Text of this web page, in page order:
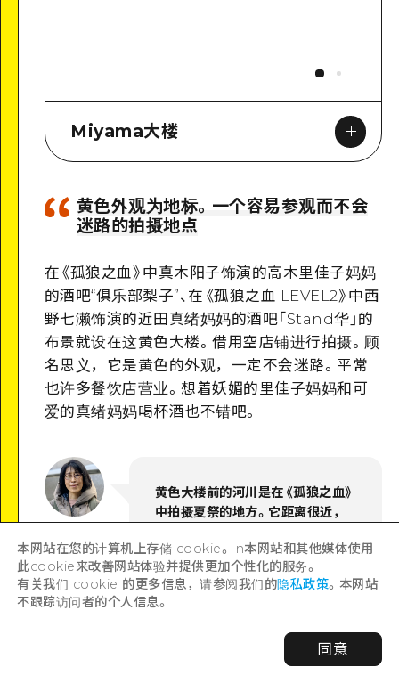
Miyama大楼
Google Maps
黄色外观为地标。一个容易参观而不会
迷路的拍摄地点
在 《孤狼之血》 中真木阳子饰演的高木里佳子妈妈
的酒吧“俱乐部梨子”、在 《孤狼之血 LEVEL2》 中西
野七濑饰演的近田真绪妈妈的酒吧「Stand华」的
布景就设在这黄色大楼。借用空店铺进行拍摄。顾
名思义，它是黄色的外观，一定不会迷路。平常
也许多餐饮店营业。想着妖媚的里佳子妈妈和可
爱的真绪妈妈喝杯酒也不错吧。
西﨑智子小
姐
广岛电影委员
会
黄色大楼前的河川是在《孤狼之血》
中拍摄夏祭的地方。它距离很近，
本网站在您的计算机上存储 cookie。 n本网站和其他媒体使用
此cookie来改善网站体验并提供更加个性化的服务。
有关我们 cookie 的更多信息，请参阅我们的隐私政策。本网站
不跟踪访问者的个人信息。
同意